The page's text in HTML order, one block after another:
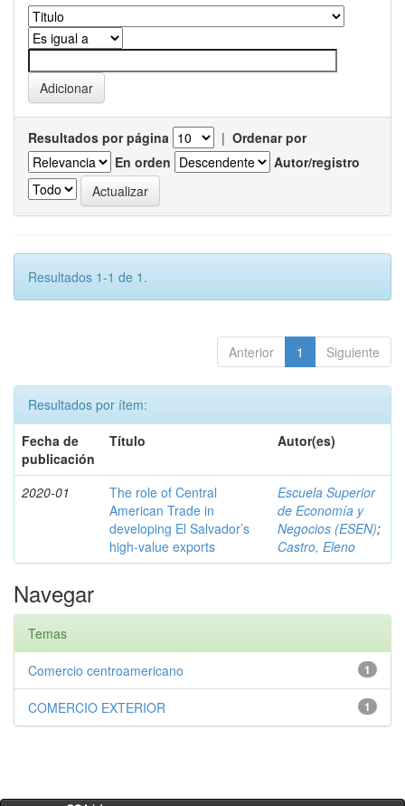
Resultados por página | Ordenar por
En orden
Autor/registro
Resultados 1-1 de 1.
Anterior 1 Siguiente
Resultados por ítem:
Fecha de
publicación
Título Autor(es)
2020-01
The role of Central
American Trade in
developing El Salvador’s
high-value exports
Escuela Superior
de Economía y
Negocios (ESEN);
Castro, Eleno
Navegar
Temas
1
Comercio centroamericano
1
COMERCIO EXTERIOR